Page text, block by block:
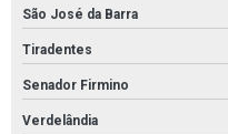
São José da Barra
Tiradentes
Senador Firmino
Verdelândia